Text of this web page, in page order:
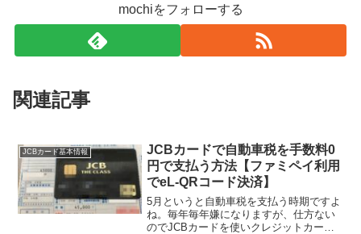
mochiをフォローする
関連記事
JCBカード基本情報
JCBカードで自動車税を手数料0
円で支払う方法【ファミペイ利用
でeL-QRコード決済】
5月というと自動車税を支払う時期ですよ
ね。毎年毎年嫌になりますが、仕方ない
のでJCBカードを使いクレジットカード